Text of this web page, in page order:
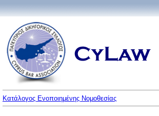
Κατάλογος Ενοποιημένης Νομοθεσίας